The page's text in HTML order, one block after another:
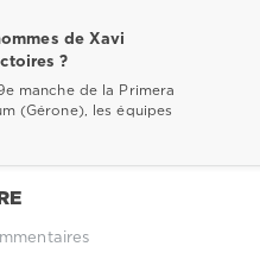
de Xavi
?
manche de la Primera
(Gérone), les équipes